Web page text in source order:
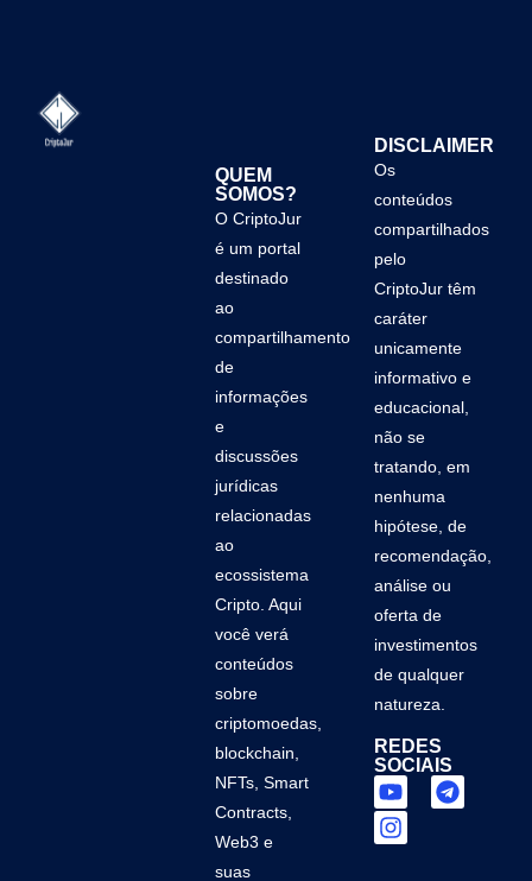
QUEM
SOMOS?
O CriptoJur
é um portal
destinado
ao
compartilhamento
de
informações
e
discussões
jurídicas
relacionadas
ao
ecossistema
Cripto. Aqui
você verá
conteúdos
sobre
criptomoedas,
blockchain,
NFTs, Smart
Contracts,
Web3 e
suas
DISCLAIMER
Os
conteúdos
compartilhados
pelo
CriptoJur têm
caráter
unicamente
informativo e
educacional,
não se
tratando, em
nenhuma
hipótese, de
recomendação,
análise ou
oferta de
investimentos
de qualquer
natureza.
REDES
SOCIAIS